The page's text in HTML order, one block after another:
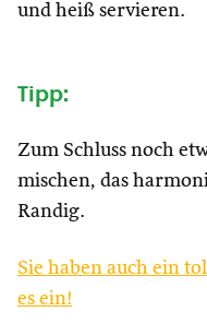
und heiß servieren.
Tipp:
Zum Schluss noch
mischen, das
Randig.
Sie haben auch ein
es ein!